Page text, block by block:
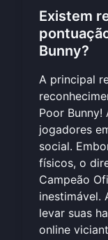
Existem
Bunny?
A principal
Poor Bunny!
jogadores
social.
físicos, o
Campeão
inestimável.
levar suas
online